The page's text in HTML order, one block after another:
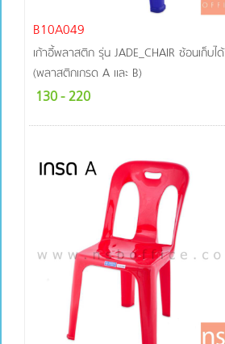
B10A049
เก้าอี้พลาสติก รุ่น JADE_CHAIR ซ้อนเก็บได้
(พลาสติกเกรด A และ B)
130- 220